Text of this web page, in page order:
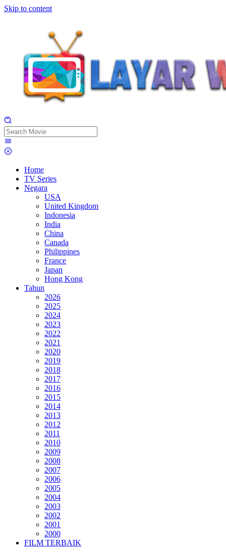
Skip to content
Home
TV Series
Negara
USA
United Kingdom
Indonesia
India
China
Canada
Philippines
France
Japan
Hong Kong
Tahun
2026
2025
2024
2023
2022
2021
2020
2019
2018
2017
2016
2015
2014
2013
2012
2011
2010
2009
2008
2007
2006
2005
2004
2003
2002
2001
2000
FILM TERBAIK